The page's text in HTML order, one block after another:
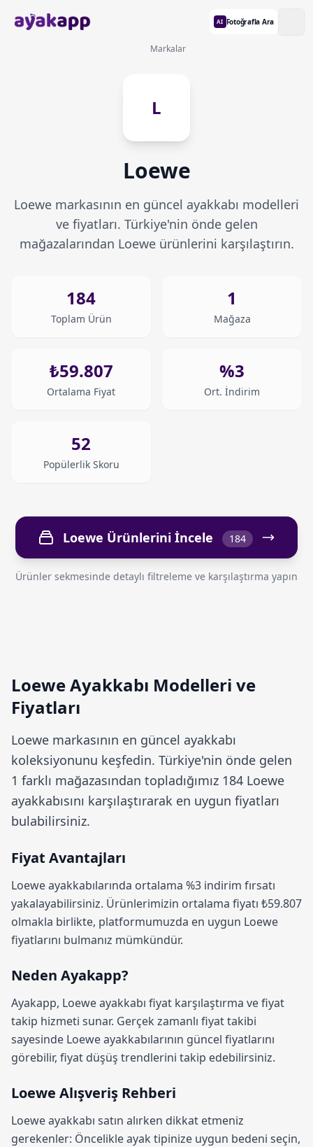
AI Fotoğrafla Ara
Markalar
L
Loewe
Loewe markasının en güncel ayakkabı modelleri
ve fiyatları. Türkiye'nin önde gelen
mağazalarından Loewe ürünlerini karşılaştırın.
184
Toplam Ürün
1
Mağaza
₺59.807
Ortalama Fiyat
%3
Ort. İndirim
52
Popülerlik Skoru
Loewe Ürünlerini İncele 184
Ürünler sekmesinde detaylı filtreleme ve karşılaştırma yapın
Loewe Ayakkabı Modelleri ve
Fiyatları
Loewe markasının en güncel ayakkabı
koleksiyonunu keşfedin. Türkiye'nin önde gelen
1 farklı mağazasından topladığımız 184 Loewe
ayakkabısını karşılaştırarak en uygun fiyatları
bulabilirsiniz.
Fiyat Avantajları
Loewe ayakkabılarında ortalama %3 indirim fırsatı
yakalayabilirsiniz. Ürünlerimizin ortalama fiyatı ₺59.807
olmakla birlikte, platformumuzda en uygun Loewe
fiyatlarını bulmanız mümkündür.
Neden Ayakapp?
Ayakapp, Loewe ayakkabı fiyat karşılaştırma ve fiyat
takip hizmeti sunar. Gerçek zamanlı fiyat takibi
sayesinde Loewe ayakkabılarının güncel fiyatlarını
görebilir, fiyat düşüş trendlerini takip edebilirsiniz.
Loewe Alışveriş Rehberi
Loewe ayakkabı satın alırken dikkat etmeniz
gerekenler: Öncelikle ayak tipinize uygun bedeni seçin,